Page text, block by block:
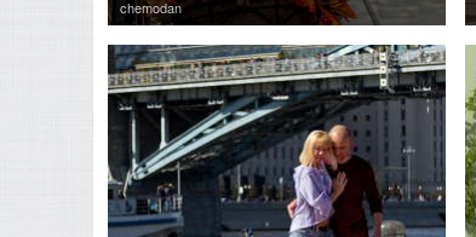
chemodan